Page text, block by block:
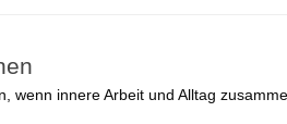
innere Arbeit und Alltag